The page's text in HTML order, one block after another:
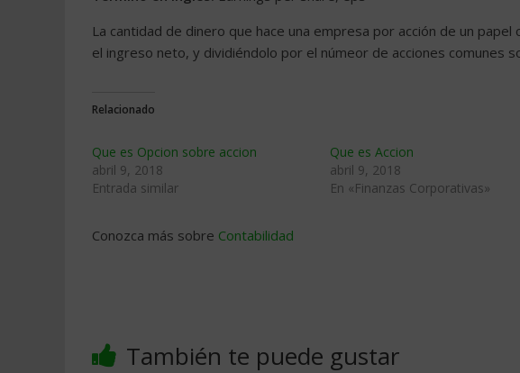
La cantidad de dinero que hace una empresa por acción de un
el ingreso neto, y dividiéndolo por el númeor de acciones comunes
Relacionado
Que es Opcion sobre accion
abril 9, 2018
Entrada similar
Que es Accion
abril 9, 2018
En «Finanzas Corporativas»
Conozca más sobre Contabilidad
También te puede gustar